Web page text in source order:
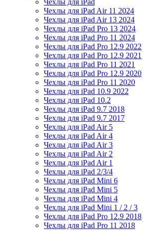
Чехлы для iPad
Чехлы для iPad Air 11 2024
Чехлы для iPad Air 13 2024
Чехлы для iPad Pro 13 2024
Чехлы для iPad Pro 11 2024
Чехлы для iPad Pro 12.9 2022
Чехлы для iPad Pro 12.9 2021
Чехлы для iPad Pro 11 2021
Чехлы для iPad Pro 12.9 2020
Чехлы для iPad Pro 11 2020
Чехлы для iPad 10.9 2022
Чехлы для iPad 10.2
Чехлы для iPad 9.7 2018
Чехлы для iPad 9.7 2017
Чехлы для iPad Air 5
Чехлы для iPad Air 4
Чехлы для iPad Air 3
Чехлы для iPad Air 2
Чехлы для iPad Air 1
Чехлы для iPad 2/3/4
Чехлы для iPad Mini 6
Чехлы для iPad Mini 5
Чехлы для iPad Mini 4
Чехлы для iPad Mini 1 / 2 / 3
Чехлы для iPad Pro 12.9 2018
Чехлы для iPad Pro 11 2018